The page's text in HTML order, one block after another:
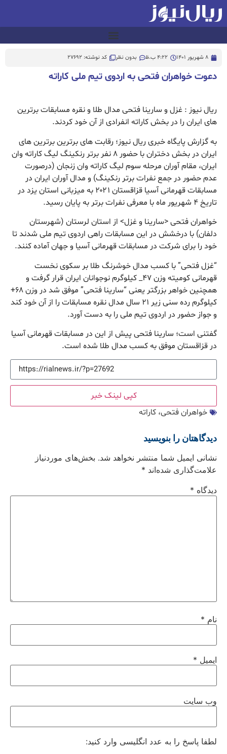
8 شهریور 1401 4:22 ب.ظ بدون نظر کد نوشته: 27692
دعوت خواهران فتحی به اردوی تیم ملی کاراته
ریال نیوز : غزل و سارینا فتحی مدال طلا و نقره مسابقات برترین
های ایران را در بخش کاراته انفرادی از آن خود کردند.
به گزارش پایگاه خبری ریال نیوز؛ رقابت های برترین برترین های
ایران در بخش دختران با حضور ۸ نفر برتر رنکینگ لیگ کاراته وان
ایران، مقام آوران مرحله سوم لیگ کاراته وان زنجان (درصورت
عدم حضور در جمع نفرات برتر رنکینگ) و مدال آوران ایران در
مسابقات قهرمانی آسیا قزاقستان ۲۰۲۱ به میزبانی استان یزد در
تاریخ ۴ شهریور ماه با معرفی نفرات برتر به پایان رسید.
خواهران فتحی <سارینا و غزل> از استان لرستان (شهرستان
دلفان) با درخشش در این مسابقات راهی اردوی تیم ملی شدند تا
خود را برای شرکت در مسابقات قهرمانی آسیا و جهان آماده کنند.
“غزل فتحی” با کسب مدال خوشرنگ طلا بر سکوی نخست
قهرمانی کومیته وزن ۴۷_ کیلوگرم نوجوانان ایران قرار گرفت و
همچنین خواهر بزرگتر یعنی “سارینا فتحی” موفق شد در وزن ۶۸+
کیلوگرم رده سنی زیر ۲۱ سال مدال نقره مسابقات را از آن خود کند
و جواز حضور در اردوی تیم ملی را به دست آورد.
گفتنی است؛ سارینا فتحی پیش از این در مسابقات قهرمانی آسیا
در قزاقستان موفق به کسب مدال طلا شده است.
کپی لینک خبر
خواهران فتحی، کاراته
دیدگاهتان را بنویسید
نشانی ایمیل شما منتشر نخواهد شد. بخش‌های موردنیاز
علامت‌گذاری شده‌اند *
دیدگاه *
نام *
ایمیل *
وب‌ سایت
لطفا پاسخ را به عدد انگلیسی وارد کنید: